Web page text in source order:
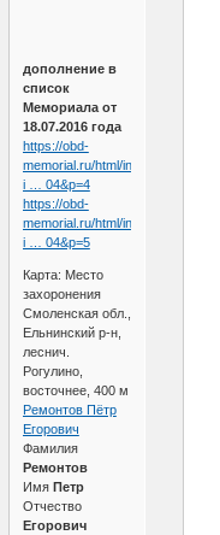
дополнение в
список
Мемориала от
18.07.2016 года
https://obd-
memorial.ru/html/info.htm?
i … 04&p=4
https://obd-
memorial.ru/html/info.htm?
i … 04&p=5
Карта: Место
захоронения
Смоленская обл.,
Ельнинский р-н,
леснич.
Рогулино,
восточнее, 400 м
Ремонтов Пётр
Егорович
Фамилия
Ремонтов
Имя Петр
Отчество
Егорович